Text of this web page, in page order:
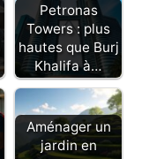
Petronas
Towers : plus
hautes que Burj
Khalifa à…
Aménager un
jardin en